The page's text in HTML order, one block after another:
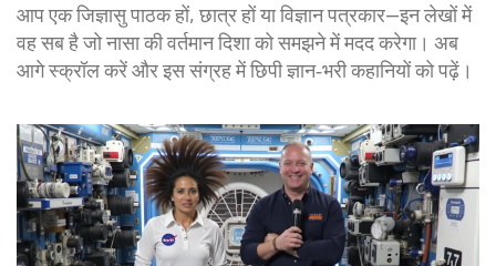
आप एक जिज्ञासु पाठक हों, छात्र हों या विज्ञान पत्रकार—इन लेखों में
वह सब है जो नासा की वर्तमान दिशा को समझने में मदद करेगा। अब
आगे स्क्रॉल करें और इस संग्रह में छिपी ज्ञान‑भरी कहानियों को पढ़ें।